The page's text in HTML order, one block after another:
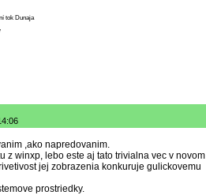
tok Dunaja
,ako napredovanim.
z winxp, lebo este aj tato trivialna vec v novom
jej zobrazenia konkuruje gulickovemu
prostriedky.